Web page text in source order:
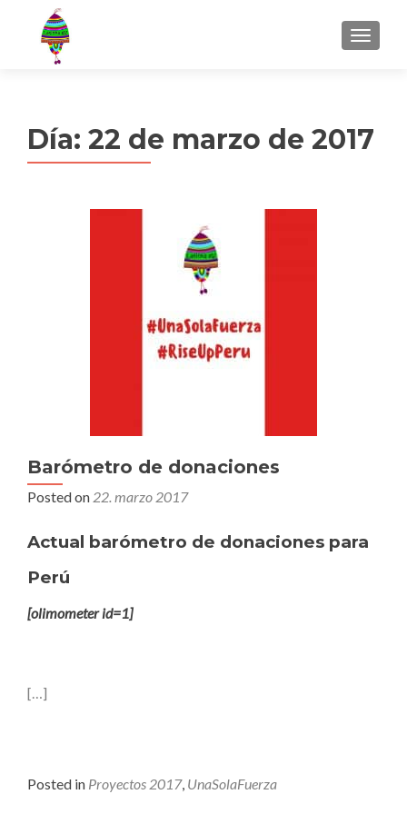
MENU
Día: 22 de marzo de 2017
Barómetro de donaciones
Posted on 22. marzo 2017
Actual barómetro de donaciones para
Perú
[olimometer id=1]
[…]
Posted in Proyectos 2017, UnaSolaFuerza